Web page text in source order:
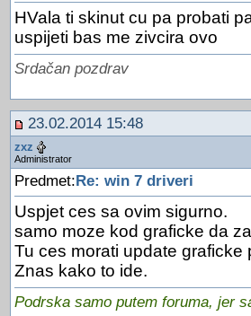
HVala ti skinut cu pa probati
uspijeti bas me zivcira ovo
Srdačan pozdrav
23.02.2014 15:48
zxz
Administrator
Predmet: Re: win 7 driveri
Uspjet ces sa ovim sigurno.
samo moze kod graficke da
Tu ces morati update
Znas kako to ide.
Podrska samo putem foruma, jer